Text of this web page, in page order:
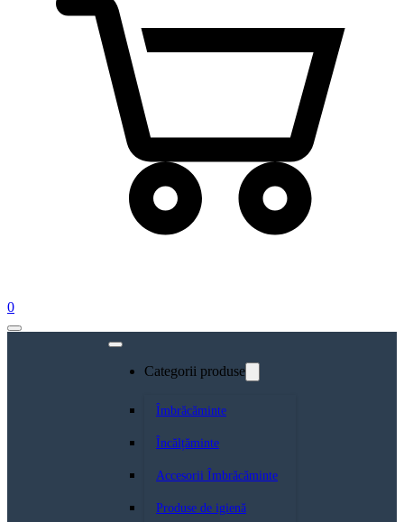
0
Categorii produse
Îmbrăcăminte
Încălțăminte
Accesorii Îmbrăcăminte
Produse de igienă